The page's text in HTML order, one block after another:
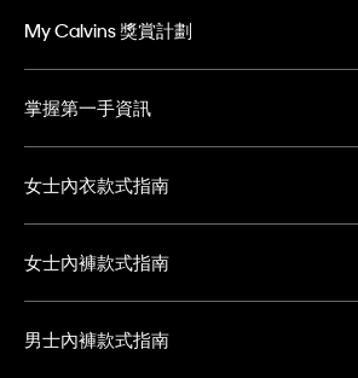
My Calvins 獎賞計劃
掌握第一手資訊
女士內衣款式指南
女士內褲款式指南
男士內褲款式指南